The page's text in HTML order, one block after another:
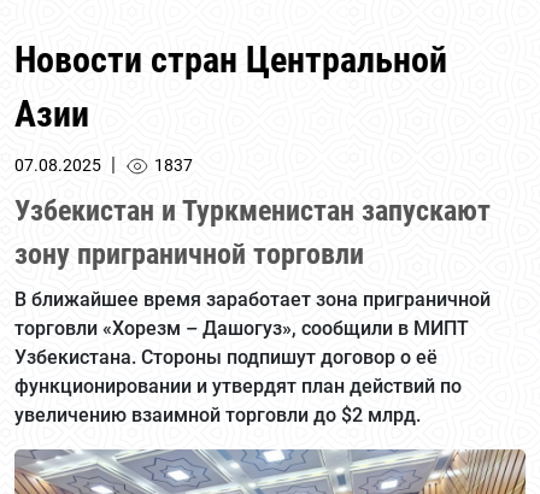
Новости стран Центральной
Азии
07.08.2025 | 1837
Узбекистан и Туркменистан запускают
зону приграничной торговли
В ближайшее время заработает зона приграничной
торговли «Хорезм – Дашогуз», сообщили в МИПТ
Узбекистана. Стороны подпишут договор о её
функционировании и утвердят план действий по
увеличению взаимной торговли до $2 млрд.